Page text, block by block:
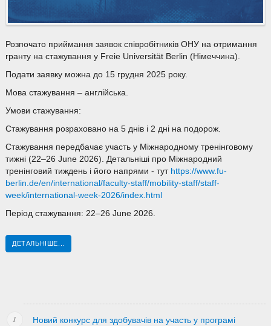
Розпочато приймання заявок співробітників ОНУ на отримання
гранту на стажування у Freie Universität Berlin (Німеччина).
Подати заявку можна до 15 грудня 2025 року.
Мова стажування – англійська.
Умови стажування:
Стажування розраховано на 5 днів і 2 дні на подорож.
Стажування передбачає участь у Міжнародному тренінговому
тижні (22–26 June 2026). Детальніші про Міжнародний
тренінговий тиждень і його напрями - тут https://www.fu-
berlin.de/en/international/faculty-staff/mobility-staff/staff-
week/international-week-2026/index.html
Період стажування: 22–26 June 2026.
ДЕТАЛЬНІШЕ...
Новий конкурс для здобувачів на участь у програмі